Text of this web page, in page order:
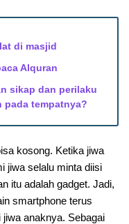
di masjid
Alquran
sikap dan perilaku
pada tempatnya?
kosong. Ketika jiwa
jiwa selalu minta diisi
itu adalah gadget. Jadi,
smartphone terus
anaknya. Sebagai